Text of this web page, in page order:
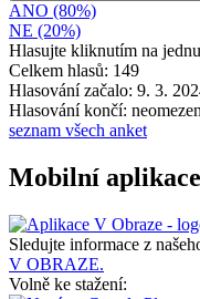
ANO (80%)
NE (20%)
Hlasujte kliknutím na
Celkem hlasů: 149
Hlasování začalo: 9. 3.
Hlasování končí:
seznam všech anket
Mobilní aplikace
Sledujte informace z
V OBRAZE.
Volně ke stažení: